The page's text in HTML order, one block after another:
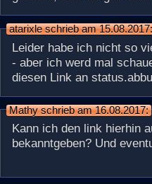
atarixle schrieb am 15.08.2017:
Leider habe ich nicht so
- aber ich werd mal
diesen Link an
Mathy schrieb am 16.08.2017:
Kann ich den link hierhin
bekanntgeben? Und